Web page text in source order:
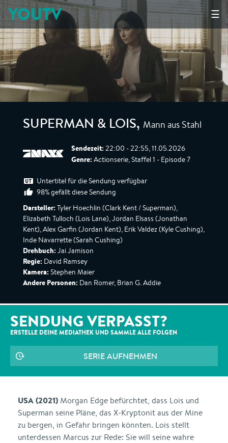
☰
YOUTV
SUPERMAN & LOIS, Mann aus Stahl
Sendezeit: 22:00 - 22:55, 11.05.2026
Genre: Actionserie, Staffel 1 - Episode 7
Untertitel für die Sendung verfügbar
98% gefällt diese Sendung
Darsteller: Tyler Hoechlin (Clark Kent / Superman),
Elizabeth Tulloch (Lois Lane), Jordan Elsass (Jonathan
Kent), Alex Garfin (Jordan Kent), Erik Valdez (Kyle Cushing),
Inde Navarrette (Sarah Cushing)
Drehbuch: Jai Jamison
Regie: David Ramsey
Kamera: Stephen Maier
Andere Personen: Dan Romer, Brian G. Addie
SENDUNG VERPASST?
ERSTELLE DEINE MEDIATHEK UND SAMMLE ALLE FOLGEN
SERIE AUFNEHMEN
USA (2021) Morgan Edge befürchtet, dass Lois und
Superman seine Pläne, das X-Kryptonit aus der Mine
zu bergen, in Gefahr bringen könnten. Lois stellt
unterdessen Marcus zur Rede: Sie will seine wahre